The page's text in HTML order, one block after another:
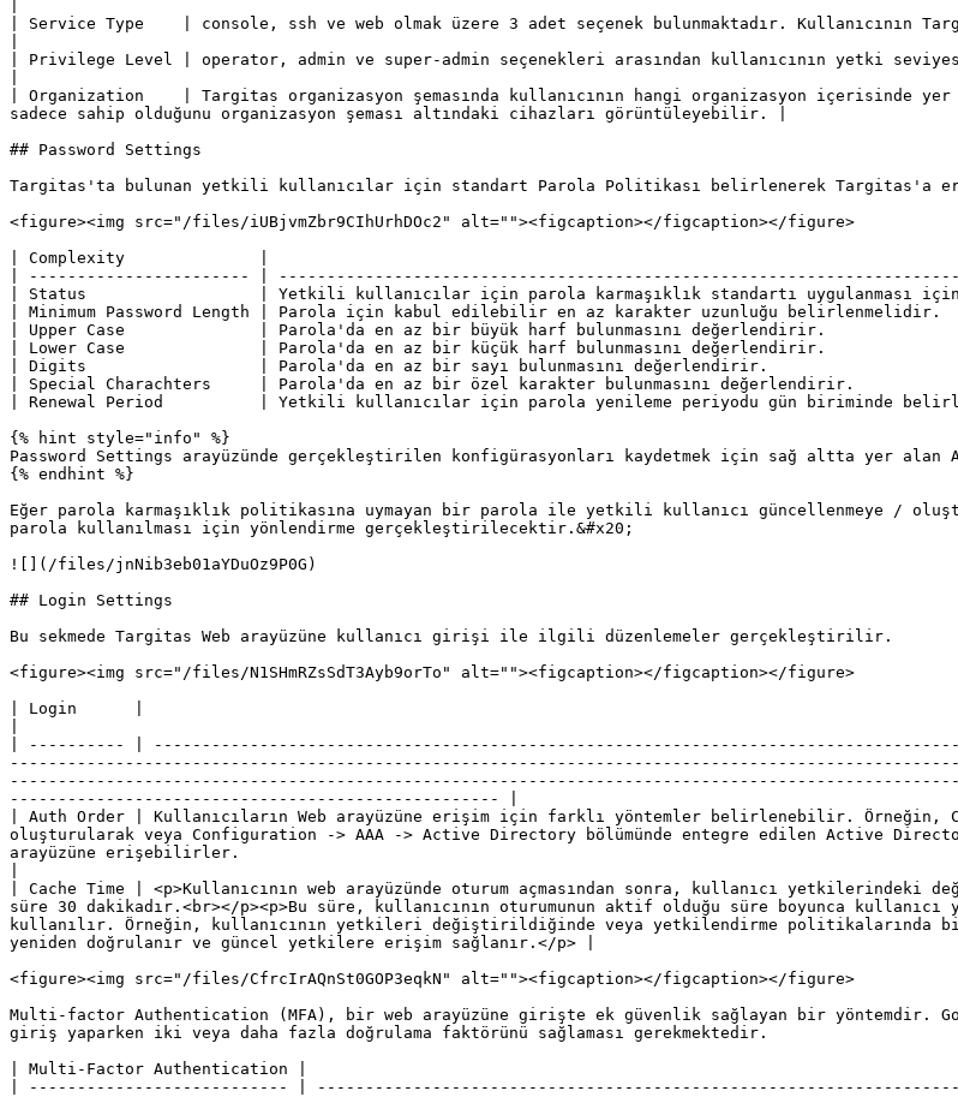
| Service Type    | console, ssh ve web olmak üzere 3 adet seçenek bulunmaktadır.
| Privilege Level | operator, admin ve super-admin seçenekleri arasından kullanıcının yetki
| Organization    | Targitas organizasyon şemasında kullanıcının hangi organizasyon içerisinde
sadece sahip olduğunu organizasyon şeması altındaki cihazları görüntüleyebilir. |
## Password Settings
Targitas'ta bulunan yetkili kullanıcılar için standart Parola Politikası belirlenerek Targitas'a
<figure><img src="/files/iUBjvmZbr9CIhUrhDOc2" alt=""><figcaption></figcaption></figure>
| Complexity              |
| ----------------------- |
| Status                  | Yetkili kullanıcılar için parola karmaşıklık standartı uygulanması
| Minimum Password Length | Parola için kabul edilebilir en az karakter uzunluğu
| Upper Case              | Parola'da en az bir büyük harf bulunmasını değerlendirir.
| Lower Case              | Parola'da en az bir küçük harf bulunmasını değerlendirir.
| Digits                  | Parola'da en az bir sayı bulunmasını değerlendirir.
| Special Charachters     | Parola'da en az bir özel karakter bulunmasını değerlendirir.
| Renewal Period          | Yetkili kullanıcılar için parola yenileme periyodu gün biriminde
{% hint style="info" %}
Password Settings arayüzünde gerçekleştirilen konfigürasyonları kaydetmek için sağ altta yer
{% endhint %}
Eğer parola karmaşıklık politikasına uymayan bir parola ile yetkili kullanıcı güncellenmeye /
parola kullanılması için yönlendirme gerçekleştirilecektir.&#x20;
![](/files/jnNib3eb01aYDuOz9P0G)
## Login Settings
Bu sekmede Targitas Web arayüzüne kullanıcı girişi ile ilgili düzenlemeler gerçekleştirilir.
<figure><img src="/files/N1SHmRZsSdT3Ayb9orTo" alt=""><figcaption></figcaption></figure>
| Login      |
| ---------- |
--------------------------------------------------- |
| Auth Order | Kullanıcıların Web arayüzüne erişim için farklı yöntemler belirlenebilir. Örneğin,
oluşturularak veya Configuration -> AAA -> Active Directory bölümünde entegre edilen Active
arayüzüne erişebilirler.
| Cache Time | <p>Kullanıcının web arayüzünde oturum açmasından sonra, kullanıcı
süre 30 dakikadır.<br></p><p>Bu süre, kullanıcının oturumunun aktif olduğu süre boyunca
kullanılır. Örneğin, kullanıcının yetkileri değiştirildiğinde veya yetkilendirme politikalarında bir
yeniden doğrulanır ve güncel yetkilere erişim sağlanır.</p> |
<figure><img src="/files/CfrcIrAQnSt0GOP3eqkN" alt=""><figcaption></figcaption></figure>
Multi-factor Authentication (MFA), bir web arayüzüne girişte ek güvenlik sağlayan bir yöntemdir.
giriş yaparken iki veya daha fazla doğrulama faktörünü sağlaması gerekmektedir.
| Multi-Factor Authentication |
| --------------------------- |